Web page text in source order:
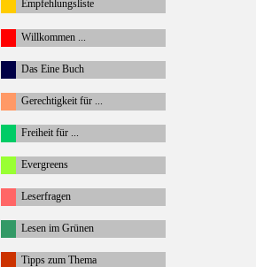
Empfehlungsliste
Willkommen ...
Das Eine Buch
Gerechtigkeit für ...
Freiheit für ...
Evergreens
Leserfragen
Lesen im Grünen
Tipps zum Thema